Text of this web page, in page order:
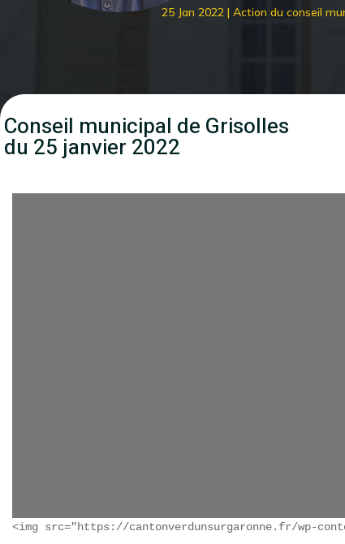
25 Jan 2022| Action du conseil
Conseil municipal de Grisolles
du 25 janvier 2022